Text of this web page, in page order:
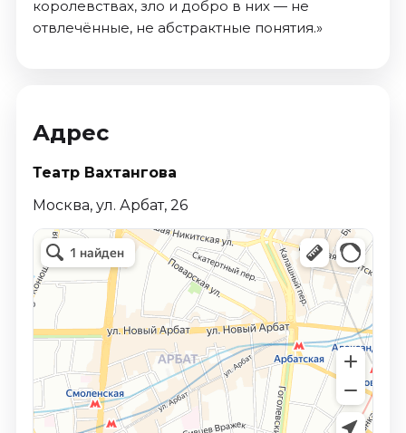
королевствах, зло и добро в них — не
отвлечённые, не абстрактные понятия.»
Адрес
Театр Вахтангова
Москва, ул. Арбат, 26